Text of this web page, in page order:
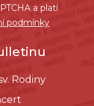
a platí
podmínky
Rodiny